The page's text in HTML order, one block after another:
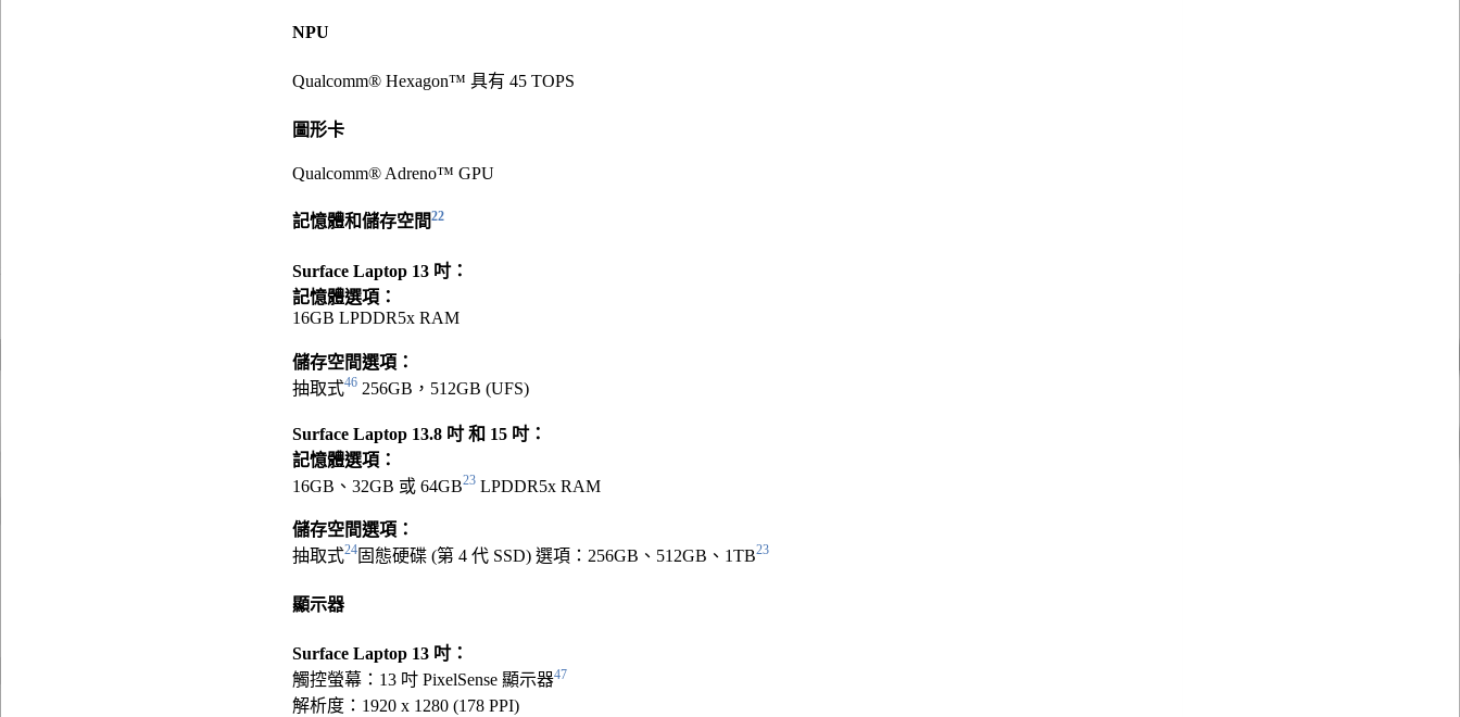
NPU
Qualcomm® Hexagon™ 具有 45 TOPS
圖形卡
Qualcomm® Adreno™ GPU
記憶體和儲存空間22
Surface Laptop 13 吋：
記憶體選項：
16GB LPDDR5x RAM
儲存空間選項：
抽取式46 256GB，512GB (UFS)
Surface Laptop 13.8 吋 和 15 吋：
記憶體選項：
16GB、32GB 或 64GB23 LPDDR5x RAM
儲存空間選項：
抽取式24 固態硬碟 (第 4 代 SSD) 選項：256GB、512GB、1TB23
顯示器
Surface Laptop 13 吋：
觸控螢幕：13 吋 PixelSense 顯示器47
解析度：1920 x 1280 (178 PPI)